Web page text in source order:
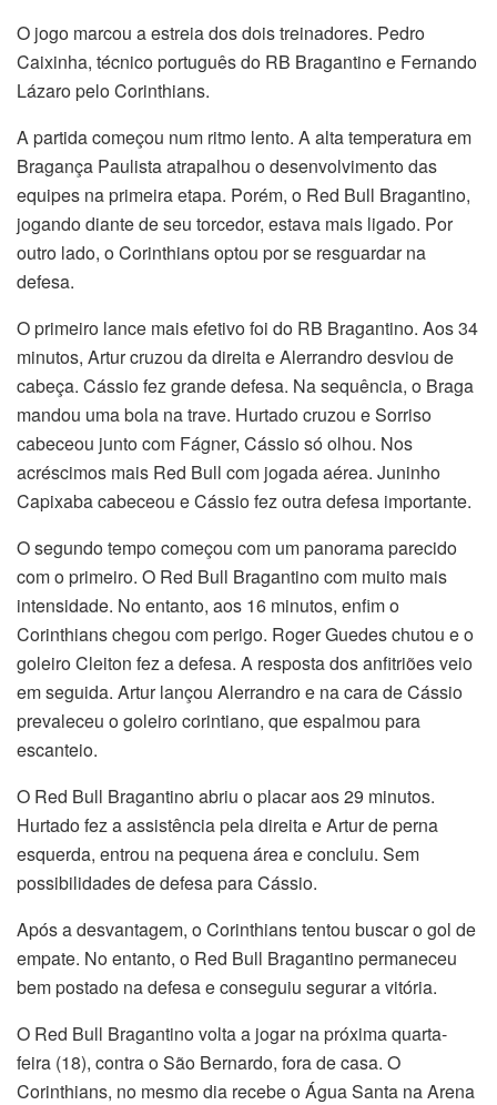
O jogo marcou a estreia dos dois treinadores. Pedro
Caixinha, técnico português do RB Bragantino e Fernando
Lázaro pelo Corinthians.
A partida começou num ritmo lento. A alta temperatura em
Bragança Paulista atrapalhou o desenvolvimento das
equipes na primeira etapa. Porém, o Red Bull Bragantino,
jogando diante de seu torcedor, estava mais ligado. Por
outro lado, o Corinthians optou por se resguardar na
defesa.
O primeiro lance mais efetivo foi do RB Bragantino. Aos 34
minutos, Artur cruzou da direita e Alerrandro desviou de
cabeça. Cássio fez grande defesa. Na sequência, o Braga
mandou uma bola na trave. Hurtado cruzou e Sorriso
cabeceou junto com Fágner, Cássio só olhou. Nos
acréscimos mais Red Bull com jogada aérea. Juninho
Capixaba cabeceou e Cássio fez outra defesa importante.
O segundo tempo começou com um panorama parecido
com o primeiro. O Red Bull Bragantino com muito mais
intensidade. No entanto, aos 16 minutos, enfim o
Corinthians chegou com perigo. Roger Guedes chutou e o
goleiro Cleiton fez a defesa. A resposta dos anfitriões veio
em seguida. Artur lançou Alerrandro e na cara de Cássio
prevaleceu o goleiro corintiano, que espalmou para
escanteio.
O Red Bull Bragantino abriu o placar aos 29 minutos.
Hurtado fez a assistência pela direita e Artur de perna
esquerda, entrou na pequena área e concluiu. Sem
possibilidades de defesa para Cássio.
Após a desvantagem, o Corinthians tentou buscar o gol de
empate. No entanto, o Red Bull Bragantino permaneceu
bem postado na defesa e conseguiu segurar a vitória.
O Red Bull Bragantino volta a jogar na próxima quarta-
feira (18), contra o São Bernardo, fora de casa. O
Corinthians, no mesmo dia recebe o Água Santa na Arena